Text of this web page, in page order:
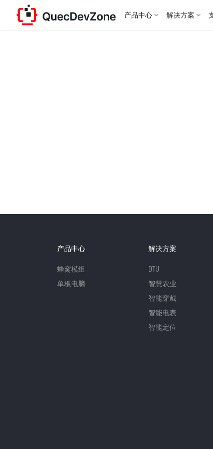
产品中心 解决方案
产品中心
蜂窝模组
单板电脑
解决方案
DTU
智慧农业
智能穿戴
智能电表
智能定位